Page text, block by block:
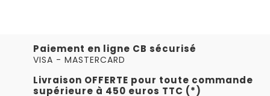
Paiement en ligne CB sécurisé
VISA - MASTERCARD
Livraison OFFERTE pour toute commande
supérieure à 450 euros TTC (*)